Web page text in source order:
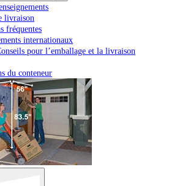
livraison
fréquentes
internationaux
pour l’emballage et la livraison
du conteneur